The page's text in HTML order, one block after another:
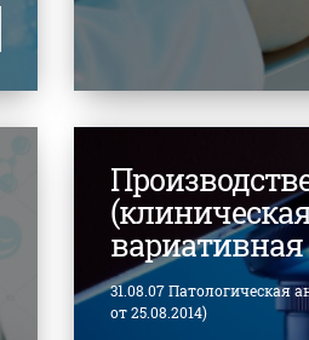
вариативная
31.08.07
от 25.08.2014)